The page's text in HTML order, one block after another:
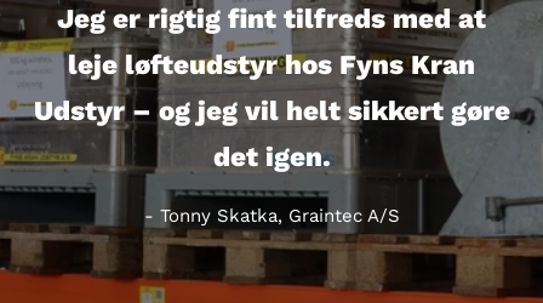
Jeg er rigtig fint tilfreds med at
leje løfteudstyr hos Fyns Kran
Udstyr – og jeg vil helt sikkert gøre
det igen.
- Tonny Skatka, Graintec A/S